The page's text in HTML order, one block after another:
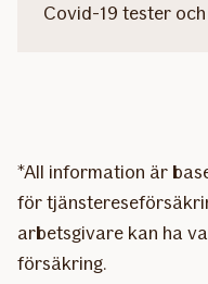
Covid-19 tester
*All information är
för
arbetsgivare kan ha
försäkring.